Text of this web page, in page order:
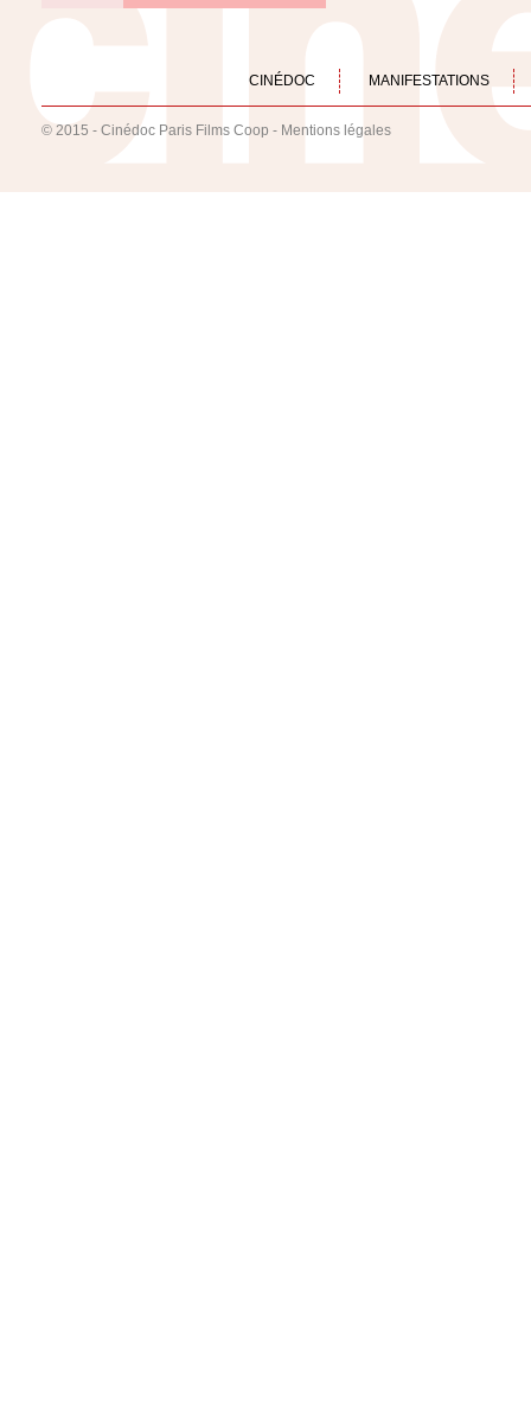
CINÉDOC MANIFESTATIONS
© 2015 - Cinédoc Paris Films Coop - Mentions légales